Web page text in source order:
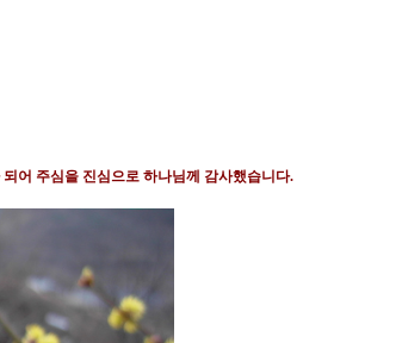
어 주심을 진심으로 하나님께 감사했습니다.